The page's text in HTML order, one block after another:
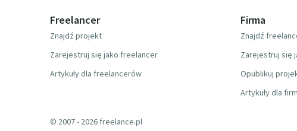
Freelancer
Znajdź projekt
Zarejestruj się jako freelancer
Artykuły dla freelancerów
Firma
Znajdź
Zarejestruj się
Opublikuj
Artykuły dla firm
© 2007 - 2026 freelance.pl